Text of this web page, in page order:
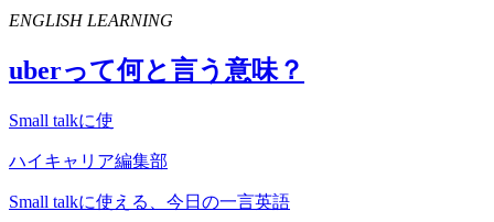
ENGLISH LEARNING
uberって何と言う意味？
Small talkに使
ハイキャリア編集部
Small talkに使える、今日の一言英語